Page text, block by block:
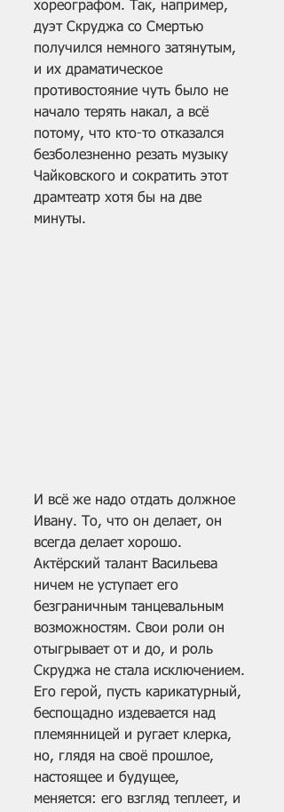
хореографом. Так, например,
дуэт Скруджа со Смертью
получился немного затянутым,
и их драматическое
противостояние чуть было не
начало терять накал, а всё
потому, что кто-то отказался
безболезненно резать музыку
Чайковского и сократить этот
драмтеатр хотя бы на две
минуты.
И всё же надо отдать должное
Ивану. То, что он делает, он
всегда делает хорошо.
Актёрский талант Васильева
ничем не уступает его
безграничным танцевальным
возможностям. Свои роли он
отыгрывает от и до, и роль
Скруджа не стала исключением.
Его герой, пусть карикатурный,
беспощадно издевается над
племянницей и ругает клерка,
но, глядя на своё прошлое,
настоящее и будущее,
меняется: его взгляд теплеет, и